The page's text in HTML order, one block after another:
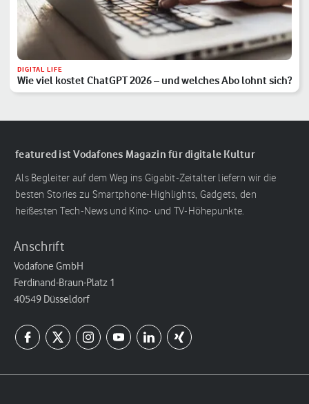
DIGITAL LIFE
Wie viel kostet ChatGPT 2026 – und welches Abo lohnt sich?
featured ist Vodafones Magazin für digitale Kultur
Als Begleiter auf dem Weg ins Gigabit-Zeitalter liefern wir die
besten Stories zu Smartphone-Highlights, Gadgets, den
heißesten Tech-News und Kino- und TV-Höhepunkte.
Anschrift
Vodafone GmbH
Ferdinand-Braun-Platz 1
40549 Düsseldorf